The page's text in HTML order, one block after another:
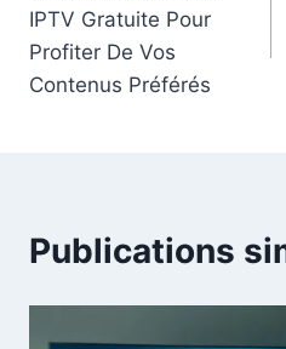
IPTV Gratuite Pour
Profiter De Vos
Contenus Préférés
Publications